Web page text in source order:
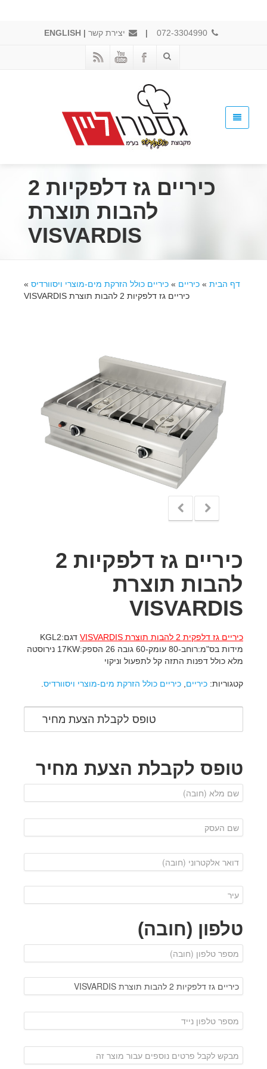
072-3304990
| יצירת קשר |
ENGLISH
כיריים גז דלפקיות 2
להבות תוצרת
VISVARDIS
דף הבית » כיריים » כיריים כולל הזרקת מים-מוצרי ויסוורדיס »
כיריים גז דלפקיות 2 להבות תוצרת VISVARDIS
כיריים גז דלפקיות 2
להבות תוצרת
VISVARDIS
כיריים גז דלפקית 2 להבות תוצרת VISVARDIS
דגם:KGL2
מידות בס"מ:רוחב-80 עומק-60 גובה 26 הספק:17KW נירוסטה
מלא כולל דפנות התזה קל לתפעול וניקוי
קטגוריות: כיריים כיריים כולל הזרקת מים-מוצרי ויסוורדיס
טופס לקבלת הצעת מחיר
טופס לקבלת הצעת מחיר
טלפון (חובה)